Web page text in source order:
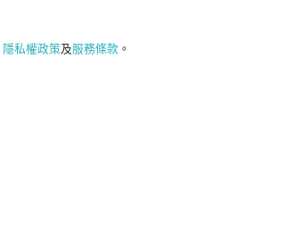
隱私權政策及服務條款 。